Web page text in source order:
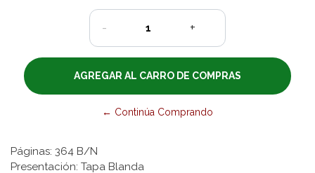
- +
← Continúa Comprando
Páginas: 364 B/N
Presentación: Tapa Blanda